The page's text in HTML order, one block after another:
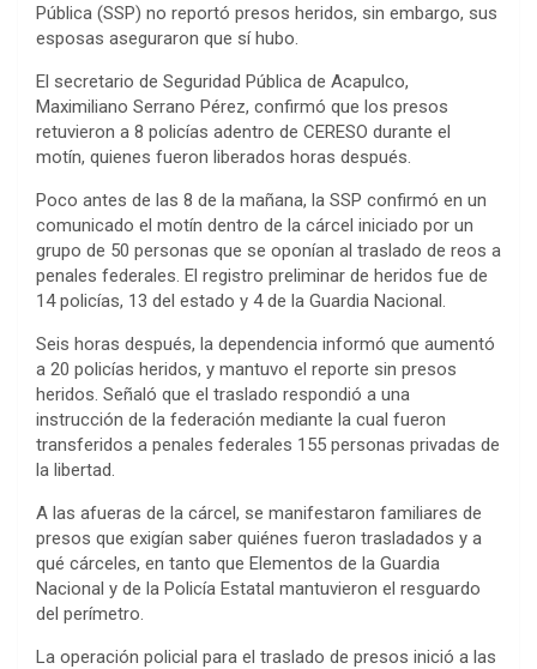
Pública (SSP) no reportó presos heridos, sin embargo, sus
esposas aseguraron que sí hubo.
El secretario de Seguridad Pública de Acapulco,
Maximiliano Serrano Pérez, confirmó que los presos
retuvieron a 8 policías adentro de CERESO durante el
motín, quienes fueron liberados horas después.
Poco antes de las 8 de la mañana, la SSP confirmó en un
comunicado el motín dentro de la cárcel iniciado por un
grupo de 50 personas que se oponían al traslado de reos a
penales federales. El registro preliminar de heridos fue de
14 policías, 13 del estado y 4 de la Guardia Nacional.
Seis horas después, la dependencia informó que aumentó
a 20 policías heridos, y mantuvo el reporte sin presos
heridos. Señaló que el traslado respondió a una
instrucción de la federación mediante la cual fueron
transferidos a penales federales 155 personas privadas de
la libertad.
A las afueras de la cárcel, se manifestaron familiares de
presos que exigían saber quiénes fueron trasladados y a
qué cárceles, en tanto que Elementos de la Guardia
Nacional y de la Policía Estatal mantuvieron el resguardo
del perímetro.
La operación policial para el traslado de presos inició a las